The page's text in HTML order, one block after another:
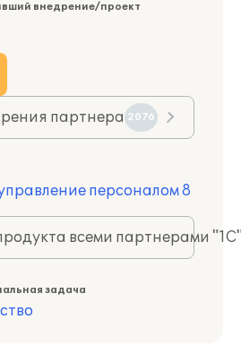
внедрение/проект
партнера 2076
персоналом 8
всеми партнерами
задача